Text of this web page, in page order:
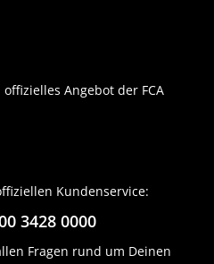
offizielles Angebot der FCA
Kundenservice:
3428 0000
Fragen rund um Deinen